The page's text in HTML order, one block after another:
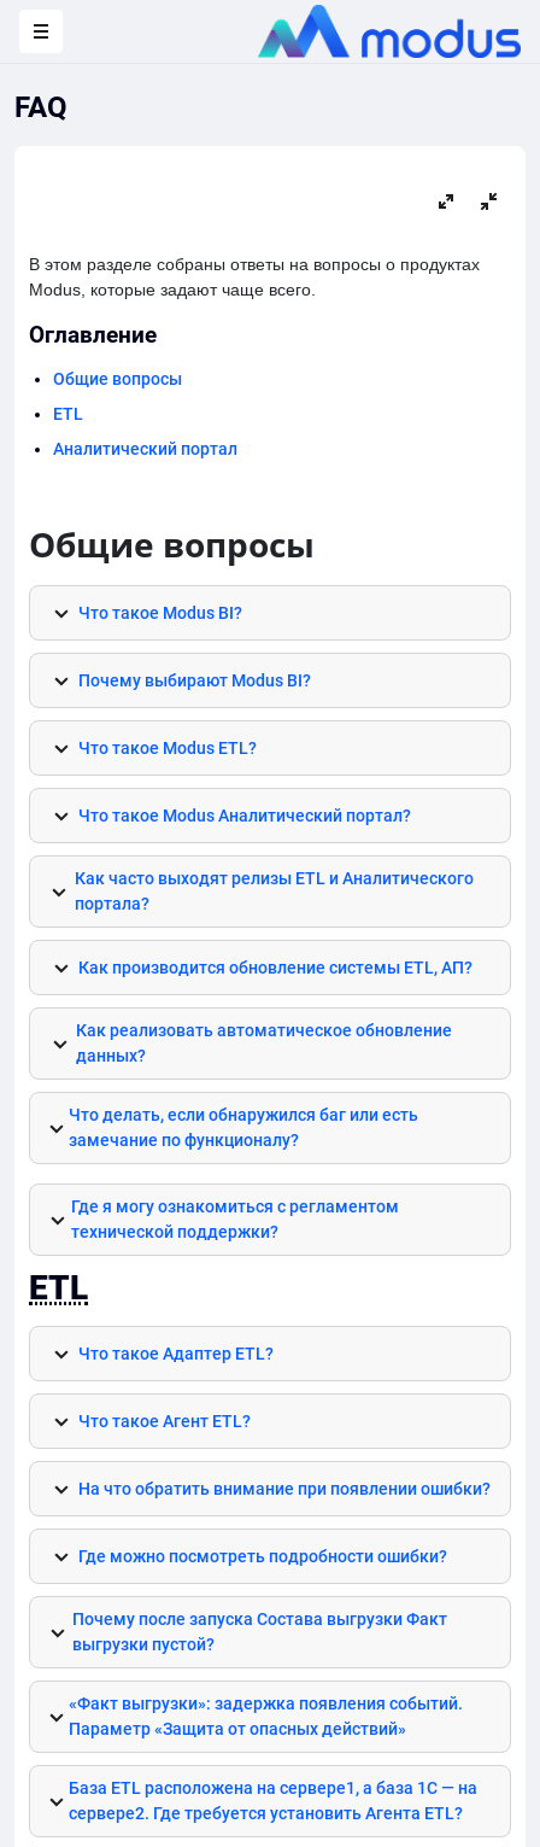
FAQ
В этом разделе собраны ответы на вопросы о продуктах
Modus, которые задают чаще всего.
Оглавление
Общие вопросы
ETL
Аналитический портал
Общие вопросы
Что такое Modus BI?
Почему выбирают Modus BI?
Что такое Modus ETL?
Что такое ModusАналитический портал?
Как часто выходят релизы ETLи Аналитического
портала?
Как производится обновление системы ETL, АП?
Как реализовать автоматическое обновление
данных?
Что делать, если обнаружилсябаг или есть
замечание по функционалу?
Где я могу ознакомиться с регламентом
технической поддержки?
ETL
Что такое Адаптер ETL?
Что такое Агент ETL?
На что обратить внимание при появлении ошибки?
Где можно посмотреть подробности ошибки?
Почему после запуска Состава выгрузки Факт
выгрузки пустой?
«Факт выгрузки»: задержка появления событий.
Параметр «Защита от опасных действий»
База ETLрасположена на сервере1, а база 1С — на
сервере2. Где требуется установить Агента ETL?